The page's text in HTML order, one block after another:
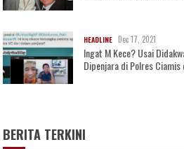
HEADLINE Dec 17, 2021
Ingat M Kece? Usai
Dipenjara di Polres Ciamis
BERITA TERKINI